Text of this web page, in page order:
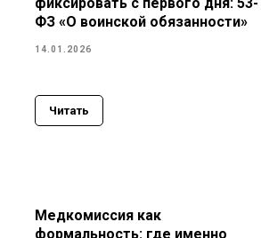
ФЗ «О воинской обязанности»
14.01.2026
Читать
Медкомиссия как
формальность: где именно